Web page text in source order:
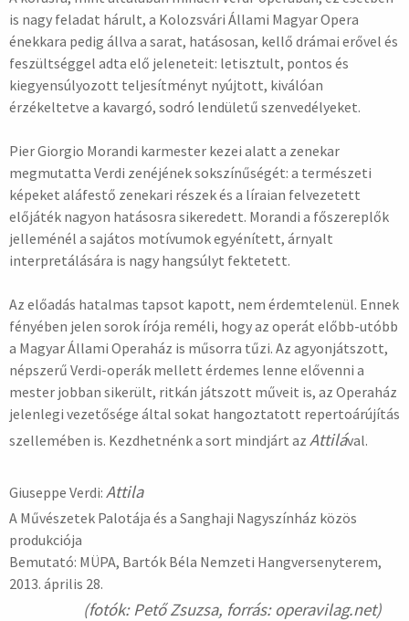
is nagy feladat hárult, a Kolozsvári Állami Magyar Opera
énekkara pedig állva a sarat, hatásosan, kellő drámai erővel és
feszültséggel adta elő jeleneteit: letisztult, pontos és
kiegyensúlyozott teljesítményt nyújtott, kiválóan
érzékeltetve a kavargó, sodró lendületű szenvedélyeket.
Pier Giorgio Morandi karmester kezei alatt a zenekar
megmutatta Verdi zenéjének sokszínűségét: a természeti
képeket aláfestő zenekari részek és a líraian felvezetett
előjáték nagyon hatásosra sikeredett. Morandi a főszereplők
jelleménél a sajátos motívumok egyénített, árnyalt
interpretálására is nagy hangsúlyt fektetett.
Az előadás hatalmas tapsot kapott, nem érdemtelenül. Ennek
fényében jelen sorok írója reméli, hogy az operát előbb-utóbb
a Magyar Állami Operaház is műsorra tűzi. Az agyonjátszott,
népszerű Verdi-operák mellett érdemes lenne elővenni a
mester jobban sikerült, ritkán játszott műveit is, az Operaház
jelenlegi vezetősége által sokat hangoztatott repertoárújítás
szellemében is. Kezdhetnénk a sort mindjárt az Attilával.
Giuseppe Verdi: Attila
A Művészetek Palotája és a Sanghaji Nagyszínház közös
produkciója
Bemutató: MÜPA, Bartók Béla Nemzeti Hangversenyterem,
2013. április 28.
(fotók: Pető Zsuzsa, forrás: operavilag.net)